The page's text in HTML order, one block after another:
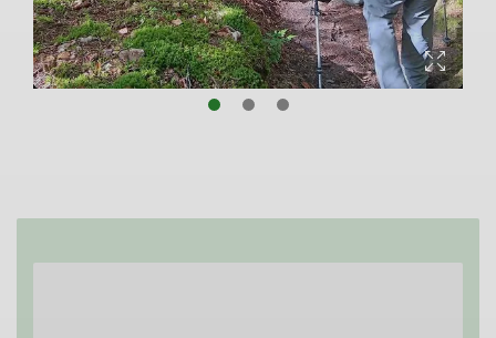
© DAV Sektion Mönchengladbach